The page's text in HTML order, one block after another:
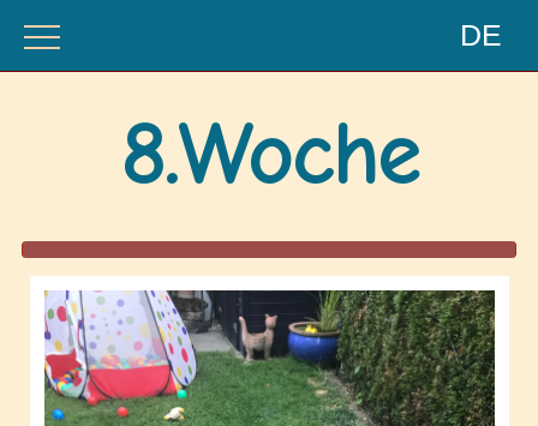
DE
Neuigkeiten
Ausstellungen
Unsere Hunde
Welpen
8.Woche